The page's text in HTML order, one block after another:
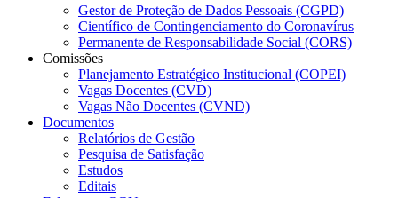
Gestor de Proteção de Dados Pessoais (CGPD)
Científico de Contingenciamento do Coronavírus
Permanente de Responsabilidade Social (CORS)
Comissões
Planejamento Estratégico Institucional (COPEI)
Vagas Docentes (CVD)
Vagas Não Docentes (CVND)
Documentos
Relatórios de Gestão
Pesquisa de Satisfação
Estudos
Editais